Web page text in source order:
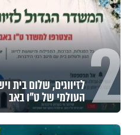
2 לזיווגים, שלום בית
העולמי של ט"ו באב